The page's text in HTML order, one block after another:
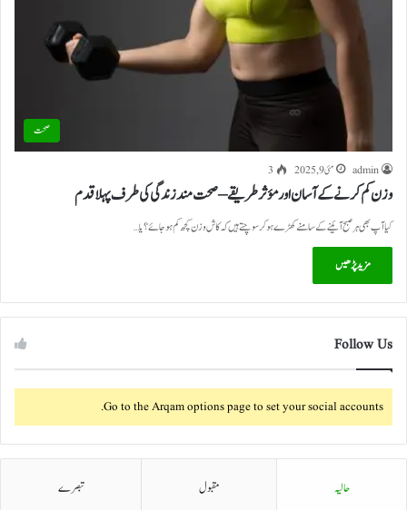
صحت
admin مئی 9, 2025 3
وزن کم کرنے کے آسان اور مؤثر طریقے – صحت مند زندگی کی طرف پہلا قدم
کیا آپ بھی ہر صبح آئینے کے سامنے کھڑے ہوکر سوچتے ہیں کہ کاش وزن کچھ کم ہو جائے؟ یا…
مزید پڑھیں
Follow Us
Go to the Arqam options page to set your social accounts.
حالیہ مقبول تبصرے